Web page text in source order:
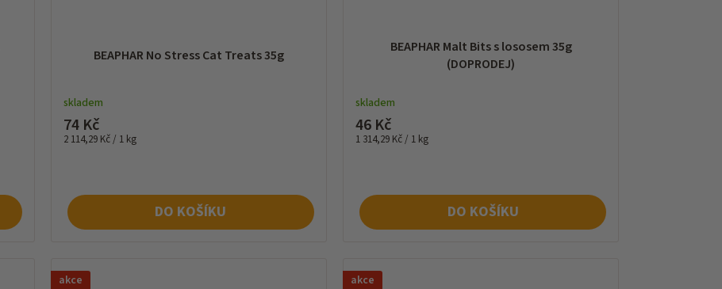
BEAPHAR No Stress Cat Treats 35g
skladem
74 Kč
Měrná
2 114,29 Kč / 1 kg
DO KOŠÍKU
BEAPHAR Malt Bits s lososem 35g
(DOPRODEJ)
skladem
46 Kč
Měrná
1 314,29 Kč / 1 kg
DO KOŠÍKU
akce akce